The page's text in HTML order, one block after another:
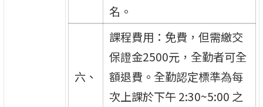
名。
六、
課程費用：免費，但需繳交
保證金2500元，全勤者可全
額退費。全勤認定標準為每
次上課於下午 2:30~5:00 之